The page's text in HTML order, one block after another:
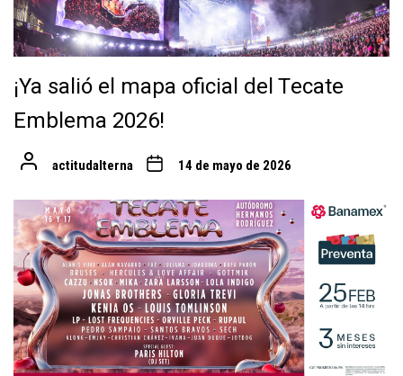
¡Ya salió el mapa oficial del Tecate
Emblema 2026!
actitudalterna 14 de mayo de 2026